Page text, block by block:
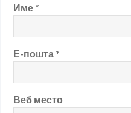
Име *
Е-пошта *
Веб место